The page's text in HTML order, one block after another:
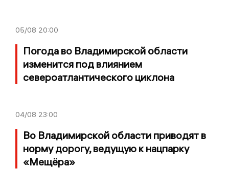
05/08 20:00
Погода во Владимирской области
изменится под влиянием
североатлантического циклона
04/08 23:00
Во Владимирской области приводят в
норму дорогу, ведущую к нацпарку
«Мещёра»